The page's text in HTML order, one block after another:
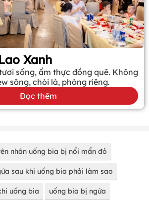
Xanh
sống, ẩm thực đồng quê. Không
sông, chòi lá, phòng riêng.
Đọc thêm
nhân uống bia bị nổi mẩn đỏ
sau khi uống bia phải làm sao
uống bia uống bia bị ngứa